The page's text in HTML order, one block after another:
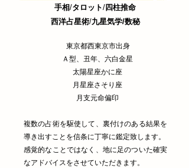
手相​/タロット​/ 四柱推命
西洋占星術​/九星気学/数秘
東京都西東京市出身
Ａ型、丑年、六白金星
太陽星座かに座
月星座さそり座
​月支元命偏印
複数の占術を駆使して、裏付けのある結果を
導き出すことを信条に丁寧に鑑定致します。
感覚的なことではなく、地に足のついた確実
なアドバイスをさせていただきます。